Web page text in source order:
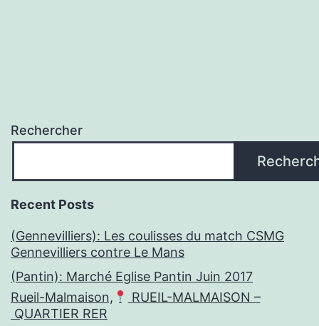
Rechercher
Recent Posts
(Gennevilliers): Les coulisses du match CSMG
Gennevilliers contre Le Mans
(Pantin): Marché Eglise Pantin Juin 2017
Rueil-Malmaison,
RUEIL-MALMAISON –
QUARTIER RER